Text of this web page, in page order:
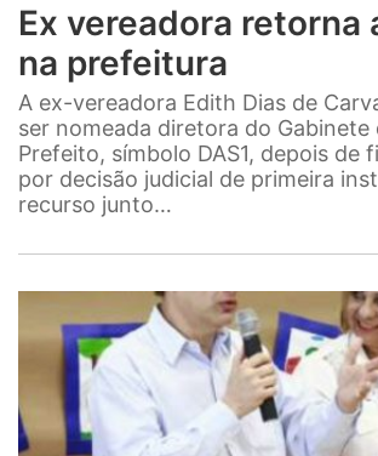
Ex vereadora retorna
na prefeitura
A ex-vereadora Edith Dias de
ser nomeada diretora do Gabinete
Prefeito, símbolo DAS1, depois de
por decisão judicial de primeira
recurso junto…